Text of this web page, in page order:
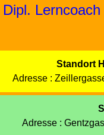
Dipl. Lerncoach
StandortH
Adresse : Zei er
Adresse :